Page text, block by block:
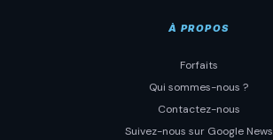
À PROPOS
Forfaits
Qui sommes-nous ?
Contactez-nous
Suivez-nous sur Google News